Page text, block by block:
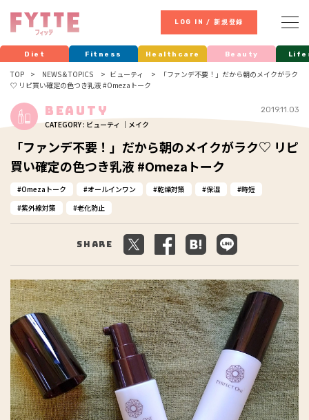
LOG IN / 新規登録
Diet Fitness Healthcare Beauty
TOP NEWS & TOPICS ビューティ
「ファンデ不要！」だから朝のメイクがラク
♡ リピ買い確定の色つき乳液 #Omezaトーク
Beauty
CATEGORY : ビューティ ｜メイク
2019.11.03
「ファンデ不要！」だから朝のメイクがラク♡ リピ
買い確定の色つき乳液 #Omezaトーク
Omezaトーク オールインワン 乾燥対策 保湿
時短
紫外線対策
老化防止
Share